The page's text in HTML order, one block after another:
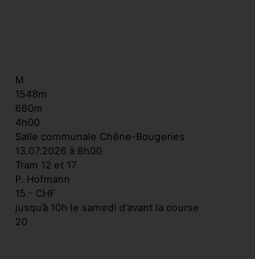
M
1548m
660m
4h00
Salle communale Chêne-Bougeries
13.07.2026 à 8h00
Tram 12 et 17
P. Hofmann
15.- CHF
jusqu’à 10h le samedi d'avant la course
20